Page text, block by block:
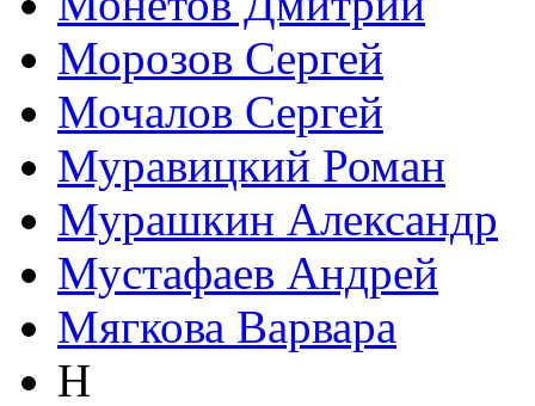
Морозов Сергей
Мочалов Сергей
Муравицкий Роман
Мурашкин Александр
Мустафаев Андрей
Мягкова Варвара
Н